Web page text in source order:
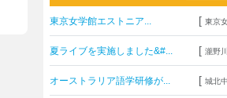
東京女学館エストニア... [ 東京
夏ライブを実施しました&#... [ 瀧野
オーストラリア語学研修が... [ 城北